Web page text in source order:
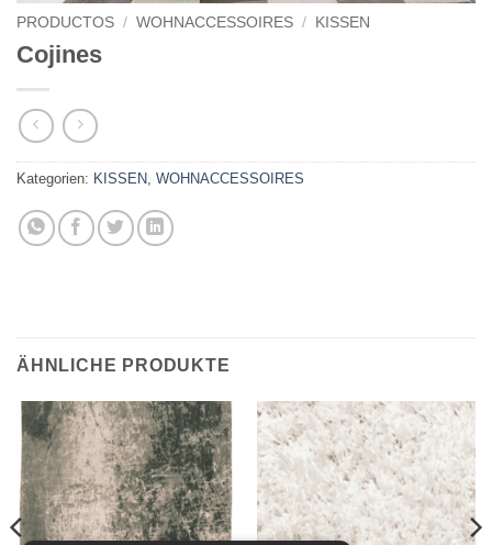
PRODUCTOS / WOHNACCESSOIRES / KISSEN
Cojines
Kategorien: KISSEN, WOHNACCESSOIRES
ÄHNLICHE PRODUKTE